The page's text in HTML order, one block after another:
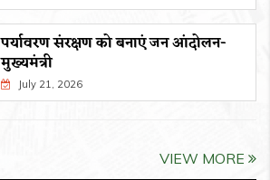
पर्यावरण संरक्षण को बनाएं जन आंदोलन-
मुख्यमंत्री
July 21, 2026
VIEW MORE